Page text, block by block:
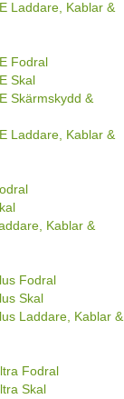
Laddare, Kablar &
Fodral
Skal
Skärmskydd &
Laddare, Kablar &
Kablar &
Fodral
Skal
Laddare, Kablar &
Fodral
Skal